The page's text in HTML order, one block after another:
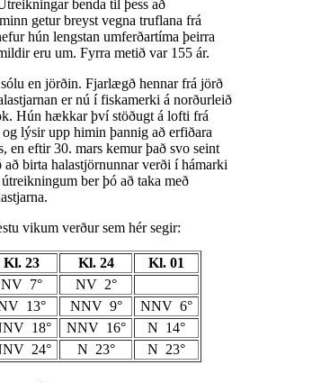
benda til þess að
getur breyst vegna truflana frá
hún lengstan umferðartíma þeirra
eru um. Fyrra metið var 155 ár.
en jörðin. Fjarlægð hennar frá jörð
er nú í fiskamerki á norðurleið
Hún hækkar því stöðugt á lofti frá
lýsir upp himin þannig að erfiðara
en eftir 30. mars kemur það svo seint
birta halastjörnunnar verði í hámarki
ber þó að taka með
vikum verður sem hér segir:
Kl. 23 Kl. 24
Kl. 01
NV 7°
NV 2°
13° NNV 9°
NNV 6°
18° NNV 16°
N 14°
24° N 23° N 23°